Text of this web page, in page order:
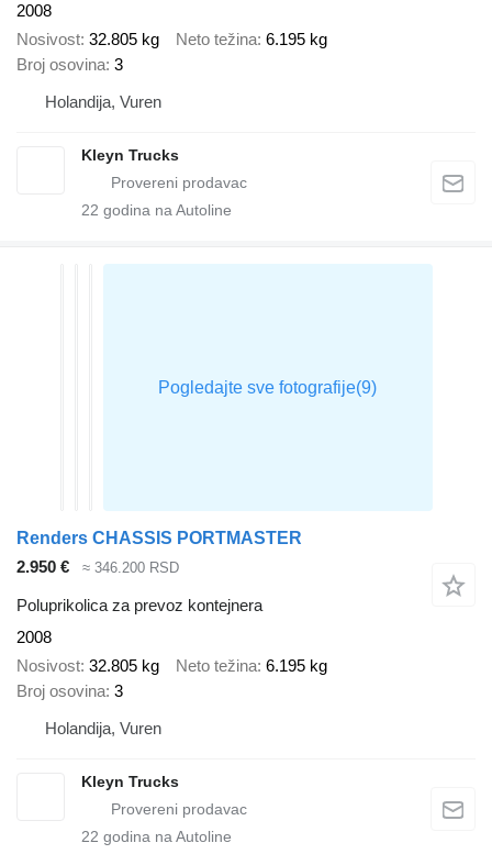
2008
Nosivost 32.805 kg Neto težina 6.195 kg
Broj osovina 3
Holandija, Vuren
Kleyn Trucks
22 godina na Autoline
Renders CHASSIS PORTMASTER
2.950 €
≈ 346.200 RSD
Poluprikolica za prevoz kontejnera
2008
Nosivost 32.805 kg Neto težina 6.195 kg
Broj osovina 3
Holandija, Vuren
Kleyn Trucks
22 godina na Autoline